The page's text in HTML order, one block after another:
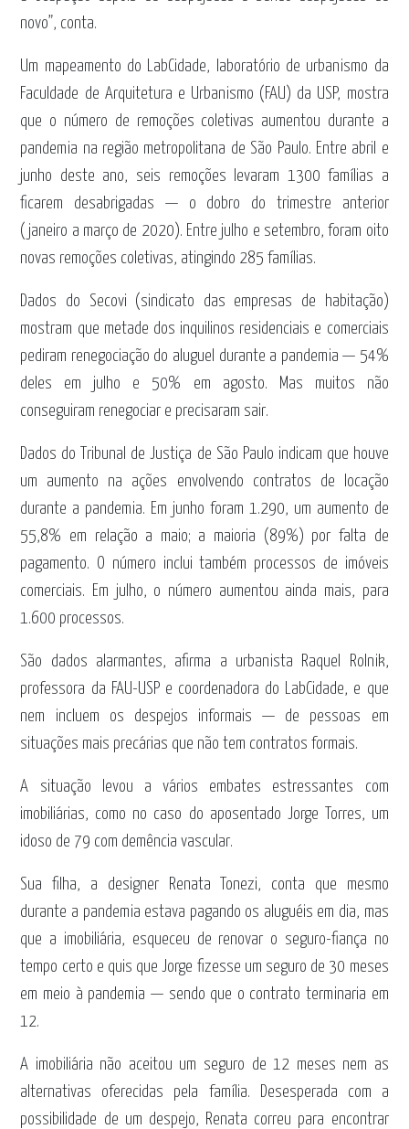
novo”, conta.
Um mapeamento do LabCidade, laboratório de urbanismo da
Faculdade de Arquitetura e Urbanismo (FAU) da USP, mostra
que o número de remoções coletivas aumentou durante a
pandemia na região metropolitana de São Paulo. Entre abril e
junho deste ano, seis remoções levaram 1300 famílias a
ficarem desabrigadas — o dobro do trimestre anterior
(janeiro a março de 2020). Entre julho e setembro, foram oito
novas remoções coletivas, atingindo 285 famílias.
Dados do Secovi (sindicato das empresas de habitação)
mostram que metade dos inquilinos residenciais e comerciais
pediram renegociação do aluguel durante a pandemia — 54%
deles em julho e 50% em agosto. Mas muitos não
conseguiram renegociar e precisaram sair.
Dados do Tribunal de Justiça de São Paulo indicam que houve
um aumento na ações envolvendo contratos de locação
durante a pandemia. Em junho foram 1.290, um aumento de
55,8% em relação a maio; a maioria (89%) por falta de
pagamento. O número inclui também processos de imóveis
comerciais. Em julho, o número aumentou ainda mais, para
1.600 processos.
São dados alarmantes, afirma a urbanista Raquel Rolnik,
professora da FAU-USP e coordenadora do LabCidade, e que
nem incluem os despejos informais — de pessoas em
situações mais precárias que não tem contratos formais.
A situação levou a vários embates estressantes com
imobiliárias, como no caso do aposentado Jorge Torres, um
idoso de 79 com demência vascular.
Sua filha, a designer Renata Tonezi, conta que mesmo
durante a pandemia estava pagando os aluguéis em dia, mas
que a imobiliária, esqueceu de renovar o seguro-fiança no
tempo certo e quis que Jorge fizesse um seguro de 30 meses
em meio à pandemia — sendo que o contrato terminaria em
12.
A imobiliária não aceitou um seguro de 12 meses nem as
alternativas oferecidas pela família. Desesperada com a
possibilidade de um despejo, Renata correu para encontrar